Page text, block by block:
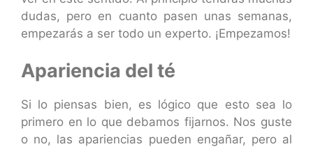
dudas, pero en cuanto pasen unas semanas,
empezarás a ser todo un experto. ¡Empezamos!
Apariencia del té
Si lo piensas bien, es lógico que esto sea lo
primero en lo que debamos fijarnos. Nos guste
o no, las apariencias pueden engañar, pero al